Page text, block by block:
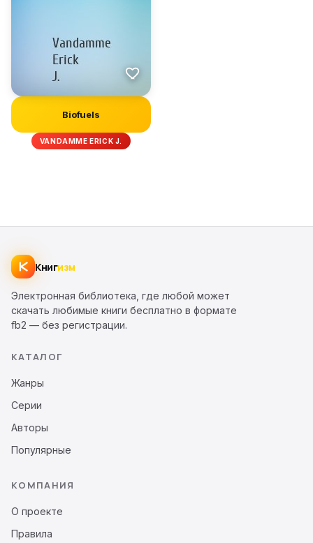
Biofuels
VANDAMME ERICK J.
Книгизм
Электронная библиотека, где любой может
скачать любимые книги бесплатно в формате
fb2 — без регистрации.
КАТАЛОГ
Жанры
Серии
Авторы
Популярные
КОМПАНИЯ
О проекте
Правила